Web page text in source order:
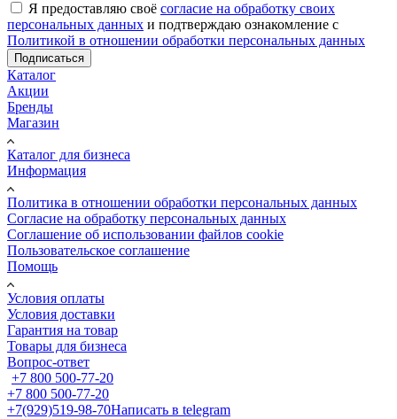
Я предоставляю своё согласие на обработку своих
персональных данных и подтверждаю ознакомление с
Политикой в отношении обработки персональных данных
Подписаться
Каталог
Акции
Бренды
Магазин
Каталог для бизнеса
Информация
Политика в отношении обработки персональных данных
Cогласие на обработку персональных данных
Cоглашение об использовании файлов cookie
Пользовательское соглашение
Помощь
Условия оплаты
Условия доставки
Гарантия на товар
Товары для бизнеса
Вопрос-ответ
+7 800 500-77-20
+7 800 500-77-20
+7(929)519-98-70Написать в telegram